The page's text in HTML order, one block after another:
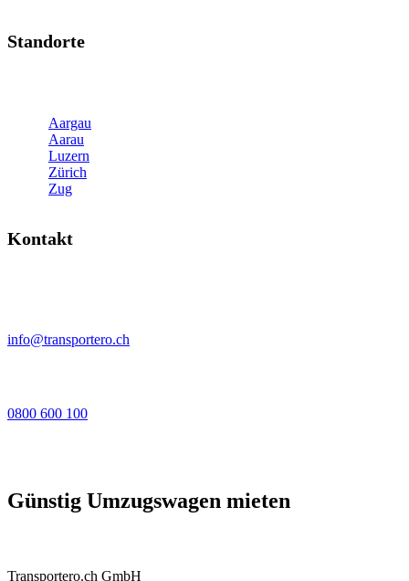
Standorte
Aargau
Aarau
Luzern
Zürich
Zug
Kontakt
info@transportero.ch
0800 600 100
Günstig Umzugswagen mieten
Transportero.ch GmbH